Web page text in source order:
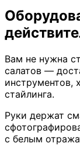
Вам не нужна
салатов —
инструментов,
стайлинга.
Руки держат
с белым